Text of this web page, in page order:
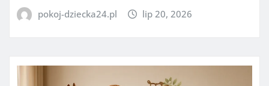
pokoj-dziecka24.pl lip 20, 2026